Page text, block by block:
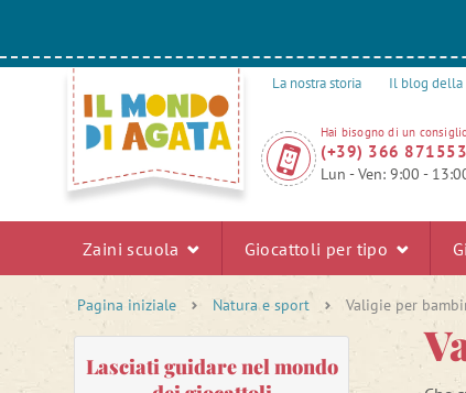
La nostra storia Il blog della
Hai bisogno di un
(+39) 366
Lun - Ven: 9:00 -
Zaini scuola Giocattoli per tipo
Pagina iniziale Natura e sport Valigie per
Lasciati guidare nel mondo